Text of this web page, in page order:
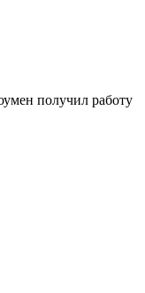
получил работу